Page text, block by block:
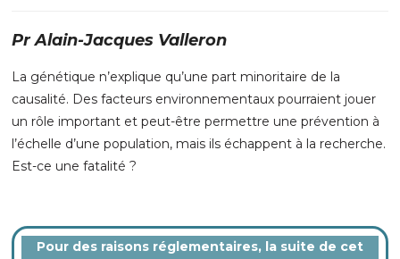
Pr Alain-Jacques Valleron
La génétique n’explique qu’une part minoritaire de la
causalité. Des facteurs environnementaux pourraient jouer
un rôle important et peut-être permettre une prévention à
l’échelle d’une population, mais ils échappent à la recherche.
Est-ce une fatalité ?
Pour des raisons réglementaires, la suite de cet